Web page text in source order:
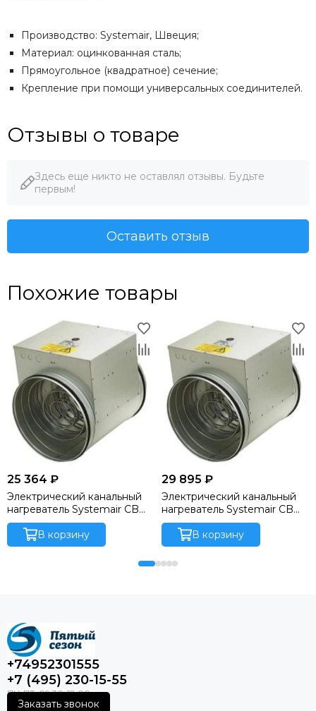
Производство: Systemair, Швеция;
Материал: оцинкованная сталь;
Прямоугольное (квадратное) сечение;
Крепление при помощи универсальных соединителей.
Отзывы о товаре
Здесь еще никто не оставлял отзывы. Будьте
первым!
Оставить отзыв
Похожие товары
25 364 ₽
Электрический канальный
нагреватель Systemair CB
160-2,7 230V/1 Duct heater
В корзину
29 895 ₽
Электрический канальный
нагреватель Systemair CB
250-3,0 230V/1 Duct heater
В корзину
+74952301555
+7 (495) 230-15-55
Заказать звонок